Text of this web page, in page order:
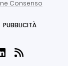
Consenso
PUBBLICITÀ